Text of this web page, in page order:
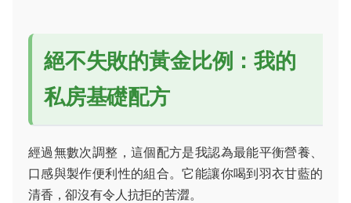
絕不失敗的黃金比例：我的
私房基礎配方
經過無數次調整，這個配方是我認為最能平衡營養、
口感與製作便利性的組合。它能讓你喝到羽衣甘藍的
清香，卻沒有令人抗拒的苦澀。